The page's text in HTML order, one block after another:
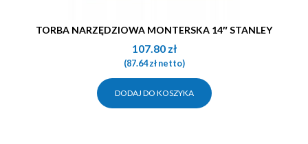
TORBA NARZĘDZIOWA MONTERSKA 14″ STANLEY
107.80 zł
(87.64złnetto)
DODAJ DO KOSZYKA